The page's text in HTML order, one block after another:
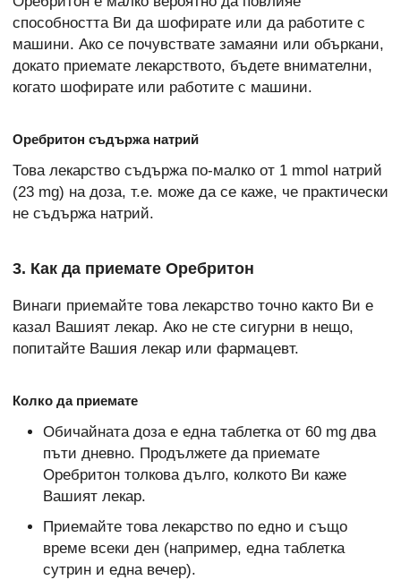
способността Ви да шофирате или да работите с
машини. Ако се почувствате замаяни или объркани,
докато приемате лекарството, бъдете внимателни,
когато шофирате или работите с машини.
Оребритон съдържа натрий
Това лекарство съдържа по-малко от 1 mmol натрий
(23 mg) на доза, т.е. може да се каже, че практически
не съдържа натрий.
3. Как да приемате Оребритон
Винаги приемайте това лекарство точно както Ви е
казал Вашият лекар. Ако не сте сигурни в нещо,
попитайте Вашия лекар или фармацевт.
Колко да приемате
Обичайната доза е една таблетка от 60 mg два
пъти дневно. Продължете да приемате
Оребритон толкова дълго, колкото Ви каже
Вашият лекар.
Приемайте това лекарство по едно и също
време всеки ден (например, една таблетка
сутрин и една вечер).